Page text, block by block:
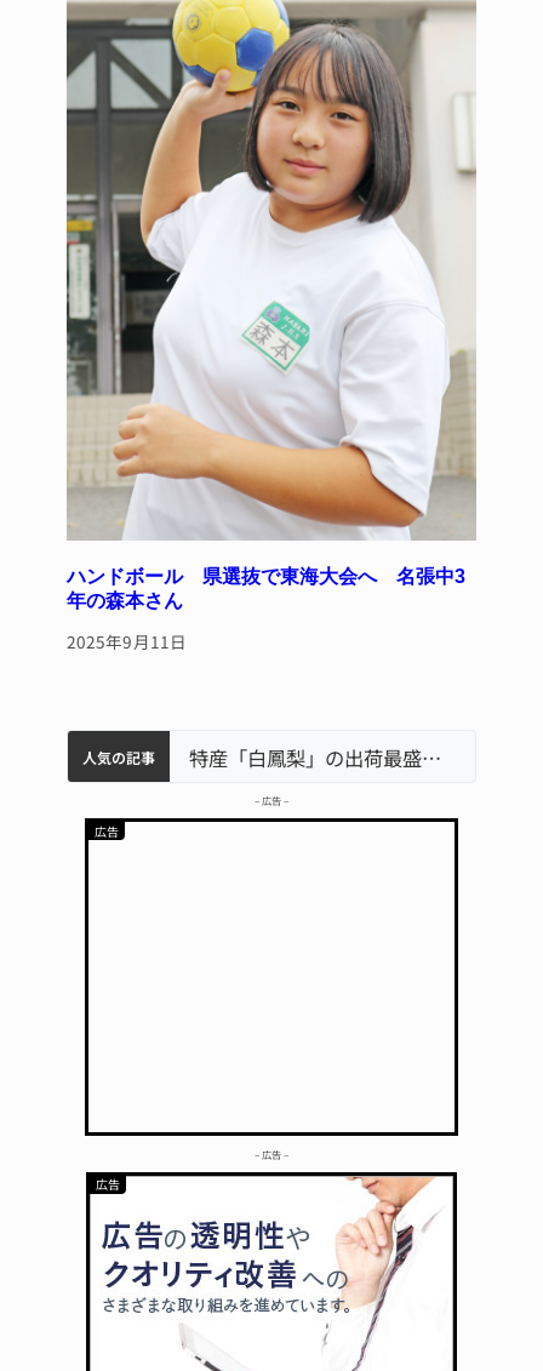
ハンドボール 県選抜で東海大会へ 名張中3
年の森本さん
2025年9月11日
人気の記事
名張市水道料金47％値上げへ 答申案、審議会で大筋まとまる
中学校の陶壁モニュメント 地元建設会社がボランティアで清掃 伊賀名張市立病院のDMAT、熊本地震の被災地へ 能登以来3回目の派遣
特産「白鳳梨」の出荷最盛期 直売所にぎわう 伊賀 「息子が妊娠させた」母娘だまされ400万円詐欺被害 名張
– 広告 –
– 広告 –